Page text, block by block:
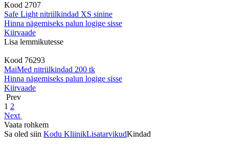
Kood 2707
Safe Light nitriilkindad XS sinine
Hinna nägemiseks palun logige sisse
Kiirvaade
Lisa lemmikutesse
Kood 76293
MaiMed nitriilkindad 200 tk
Hinna nägemiseks palun logige sisse
Kiirvaade
Prev
1 2
Next
Vaata rohkem
Sa oled siin Kodu KliinikLisatarvikudKindad